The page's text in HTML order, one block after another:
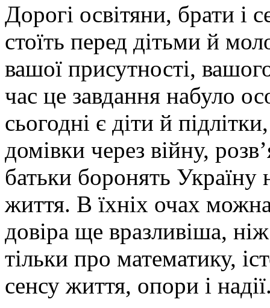
Дорогі освітяни, брати і
стоїть перед дітьми й
вашої присутності,
час це завдання набуло
сьогодні є діти й
домівки через війну,
батьки боронять Україну
життя. В їхніх очах
довіра ще вразливіша,
тільки про математику,
сенсу життя, опори і